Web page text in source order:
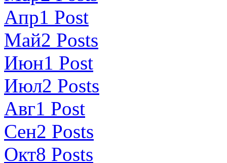
Апр1 Post
Май2 Posts
Июн1 Post
Июл2 Posts
Авг1 Post
Сен2 Posts
Окт8 Posts